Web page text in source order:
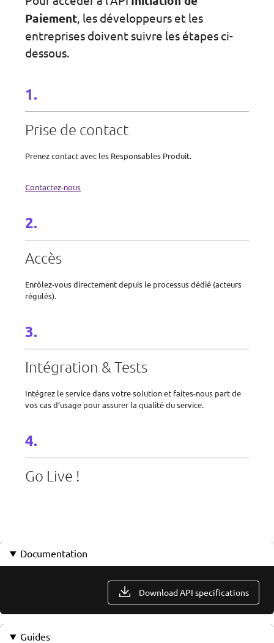
Paiement, les développeurs et les
entreprises doivent suivre les étapes ci-
dessous.
Prise de contact
Prenez contact avec les Responsables Produit.
Contactez-nous
Accès
Enrôlez-vous directement depuis le processus dédié (acteurs
régulés).
Intégration & Tests
Intégrez le service dans votre solution et faites-nous part de
vos cas d’usage pour assurer la qualité du service.
Go Live !
Documentation
Download API specifications
Guides